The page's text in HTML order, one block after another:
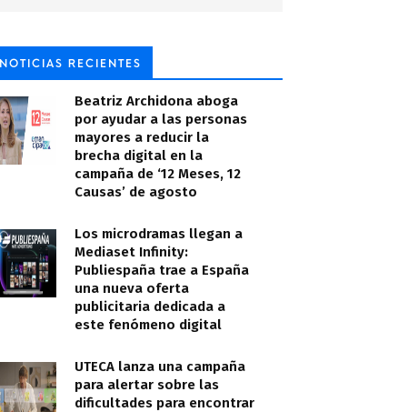
NOTICIAS RECIENTES
Beatriz Archidona aboga
por ayudar a las personas
mayores a reducir la
brecha digital en la
campaña de ‘12 Meses, 12
Causas’ de agosto
Los microdramas llegan a
Mediaset Infinity:
Publiespaña trae a España
una nueva oferta
publicitaria dedicada a
este fenómeno digital
UTECA lanza una campaña
para alertar sobre las
dificultades para encontrar